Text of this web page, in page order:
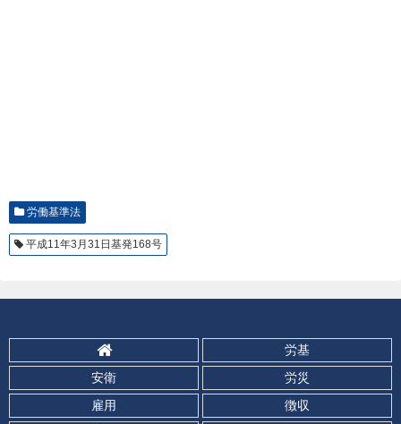
労働基準法
平成11年3月31日基発168号
労基
安衛
労災
雇用
徴収